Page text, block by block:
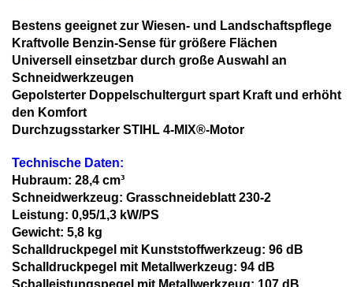
Bestens geeignet zur Wiesen- und Landschaftspflege
Kraftvolle Benzin-Sense für größere Flächen
Universell einsetzbar durch große Auswahl an
Schneidwerkzeugen
Gepolsterter Doppelschultergurt spart Kraft und erhöht
den Komfort
Durchzugsstarker STIHL 4-MIX®-Motor
Technische Daten:
Hubraum: 28,4 cm³
Schneidwerkzeug: Grasschneideblatt 230-2
Leistung: 0,95/1,3 kW/PS
Gewicht: 5,8 kg
Schalldruckpegel mit Kunststoffwerkzeug: 96 dB
Schalldruckpegel mit Metallwerkzeug: 94 dB
Schalleistungspegel mit Metallwerkzeug: 107 dB